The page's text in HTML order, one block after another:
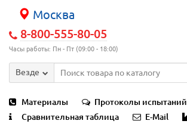
Москва
8-800-555-80-05
Часы работы: Пн - Пт (09:00 - 18:00)
Везде
Материалы
Протоколы испытаний
Сравнительная таблица
E-Mail